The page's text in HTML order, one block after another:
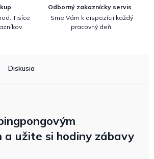
Tisíce
Odborný zakaznícky servis
Sme Vám k dispozícii každý
pracovný deň.
Diskusia
a užite si hodiny zábavy